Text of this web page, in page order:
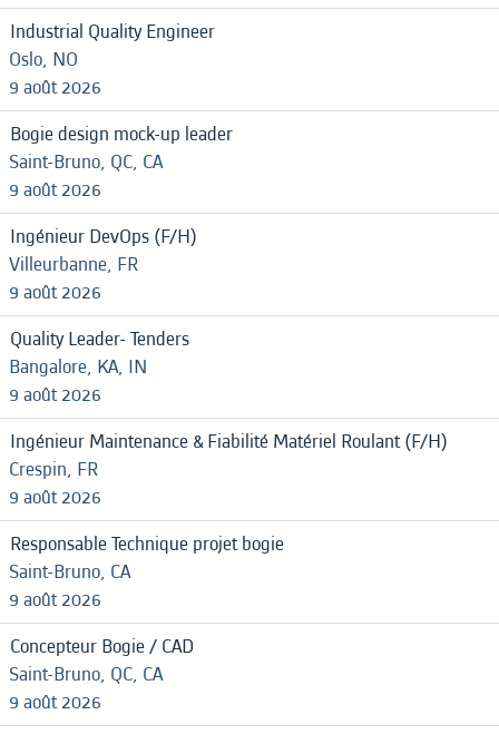
Industrial Quality Engineer
Oslo, NO
9 août 2026
Bogie design mock-up leader
Saint-Bruno, QC, CA
9 août 2026
Ingénieur DevOps (F/H)
Villeurbanne, FR
9 août 2026
Quality Leader- Tenders
Bangalore, KA, IN
9 août 2026
Ingénieur Maintenance & Fiabilité Matériel Roulant (F/H)
Crespin, FR
9 août 2026
Responsable Technique projet bogie
Saint-Bruno, CA
9 août 2026
Concepteur Bogie / CAD
Saint-Bruno, QC, CA
9 août 2026